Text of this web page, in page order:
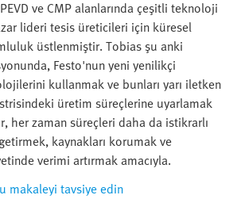
ve CMP alanlarında çeşitli teknoloji
lideri tesis üreticileri için küresel
üstlenmiştir. Tobias şu anki
Festo'nun yeni yenilikçi
kullanmak ve bunları yarı iletken
üretim süreçlerine uyarlamak
her zaman süreçleri daha da istikrarlı
kaynakları korumak ve
verimi artırmak amacıyla.
makaleyi tavsiye edin